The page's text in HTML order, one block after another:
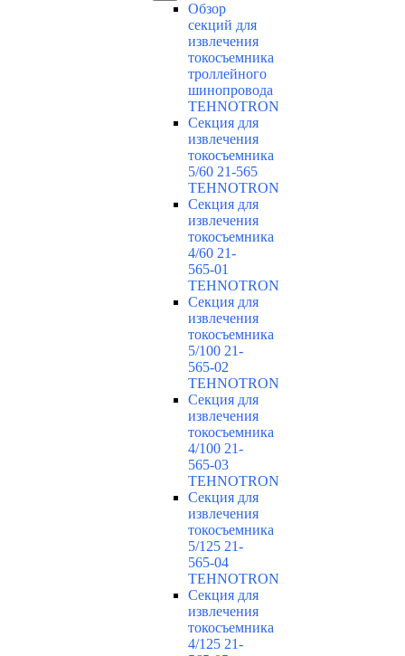
Обзор
секций для
извлечения
токосъемника
троллейного
шинопровода
TEHNOTRON
Секция для
извлечения
токосъемника
5/60 21-565
TEHNOTRON
Секция для
извлечения
токосъемника
4/60 21-
565-01
TEHNOTRON
Секция для
извлечения
токосъемника
5/100 21-
565-02
TEHNOTRON
Секция для
извлечения
токосъемника
4/100 21-
565-03
TEHNOTRON
Секция для
извлечения
токосъемника
5/125 21-
565-04
TEHNOTRON
Секция для
извлечения
токосъемника
4/125 21-